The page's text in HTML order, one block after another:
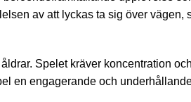
av att lyckas ta sig över vägen,
Spelet kräver koncentration
en engagerande och